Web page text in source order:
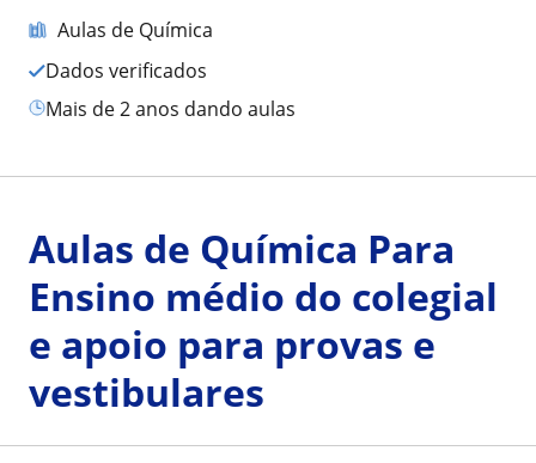
Aulas de Química
Dados verificados
mais de 2 anos dando aulas
Aulas de Química Para
Ensino médio do colegial
e apoio para provas e
vestibulares